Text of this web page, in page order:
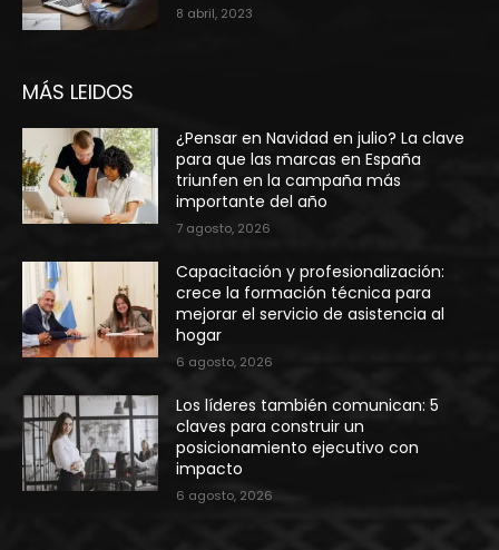
8 abril, 2023
MÁS LEIDOS
¿Pensar en Navidad en julio? La clave
para que las marcas en España
triunfen en la campaña más
importante del año
7 agosto, 2026
Capacitación y profesionalización:
crece la formación técnica para
mejorar el servicio de asistencia al
hogar
6 agosto, 2026
Los líderes también comunican: 5
claves para construir un
posicionamiento ejecutivo con
impacto
6 agosto, 2026